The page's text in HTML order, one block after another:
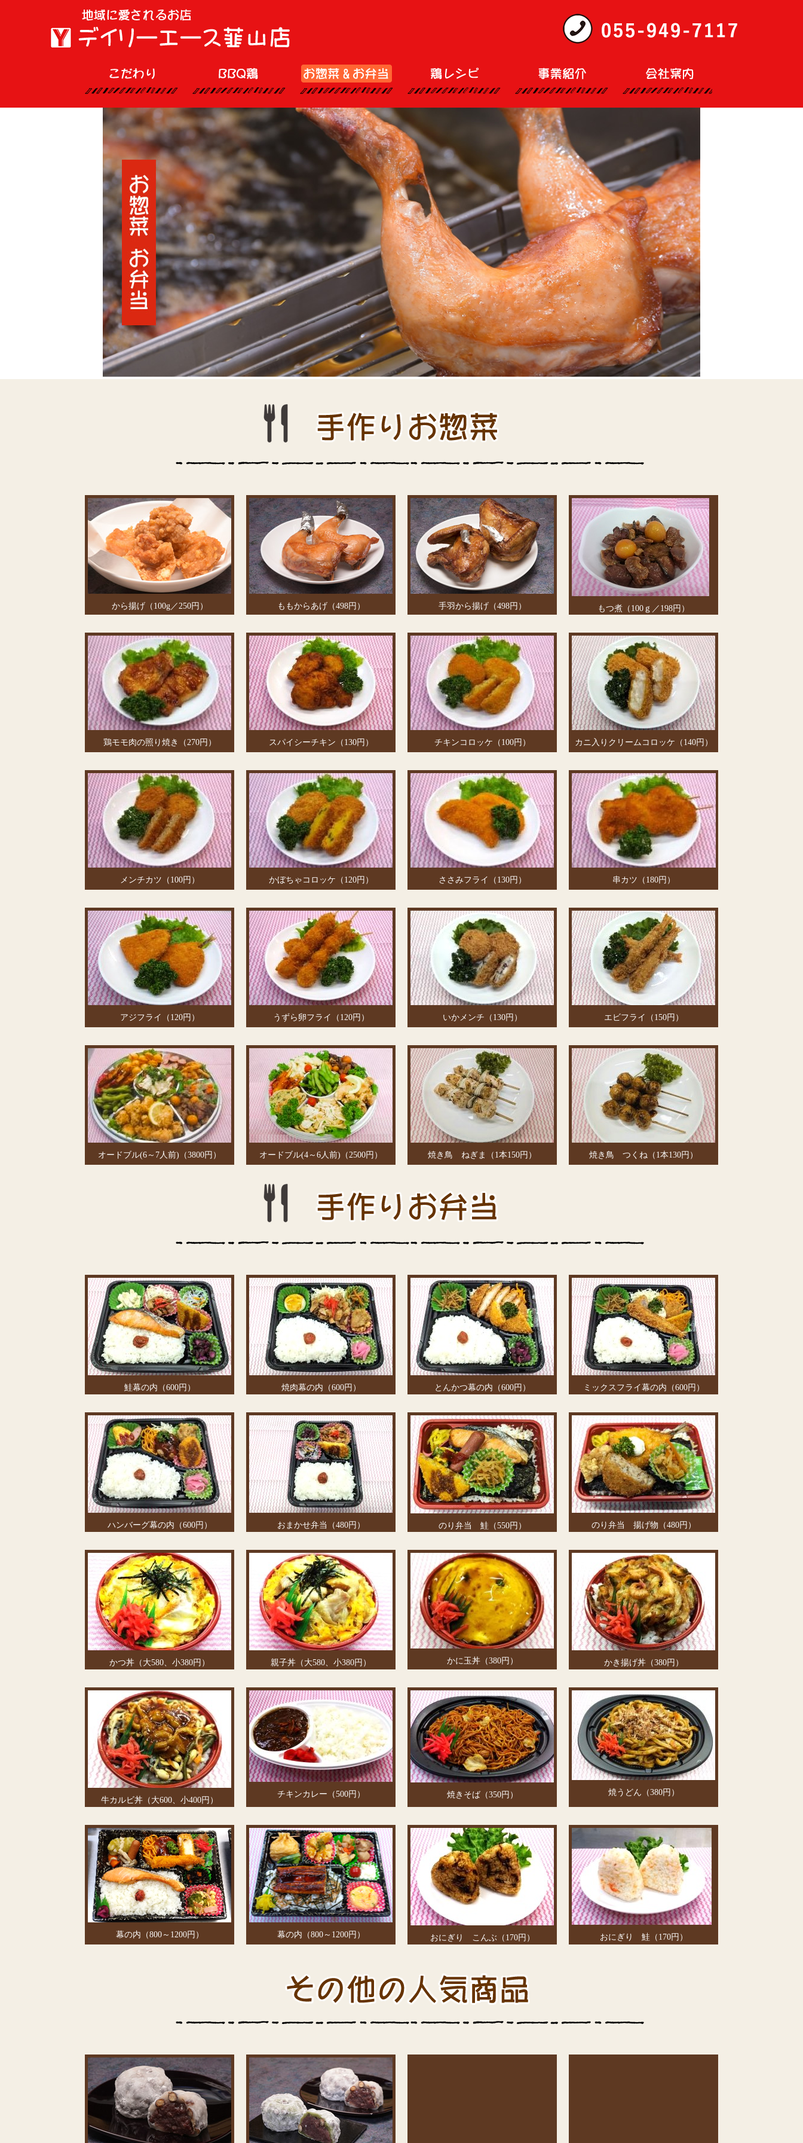
から揚げ（100g／250円） ももからあげ（498円） 手羽から揚げ（498円） もつ煮（100ｇ／198円）
鶏モモ肉の照り焼き（270円） スパイシーチキン（130円） チキンコロッケ（100円） カニ入りクリームコロッケ（140円）
メンチカツ（100円） かぼちゃコロッケ（120円） ささみフライ（130円） 串カツ（180円）
アジフライ（120円） うずら卵フライ（120円） いかメンチ（130円） エビフライ（150円）
オードブル(6～7人前)（3800円） オードブル(4～6人前)（2500円） 焼き鳥 ねぎま（1本150円） 焼き鳥 つくね（1本130円）
鮭幕の内（600円） 焼肉幕の内（600円） とんかつ幕の内（600円） ミックスフライ幕の内（600円）
ハンバーグ幕の内（600円） おまかせ弁当（480円） のり弁当 鮭（550円） のり弁当 揚げ物（480円）
かつ丼（大580、小380円） 親子丼（大580、小380円） かに玉丼（380円） かき揚げ丼（380円）
牛カルビ丼（大600、小400円）
チキンカレー（500円） 焼きそば（350円） 焼うどん（380円）
幕の内（800～1200円） 幕の内（800～1200円） おにぎり こんぶ（170円） おにぎり 鮭（170円）